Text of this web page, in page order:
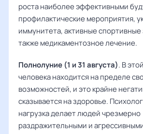
роста наиболее эффективными
профилактические мероприятия,
иммунитета, активные спортивные
также медикаментозное лечение.
Полнолуние (1 и 31 августа). В
человека находится на пределе
возможностей, и это крайне
сказывается на здоровье.
нагрузка делает людей чрезмерно
раздражительными и